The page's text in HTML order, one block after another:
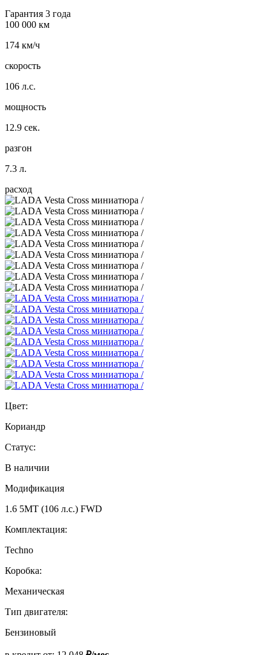
Гарантия 3 года
100 000 км
174 км/ч
скорость
106 л.с.
мощность
12.9 сек.
разгон
7.3 л.
расход
Цвет:
Кориандр
Статус:
В наличии
Модификация
1.6 5MT (106 л.с.) FWD
Комплектация:
Techno
Коробка:
Механическая
Тип двигателя:
Бензиновый